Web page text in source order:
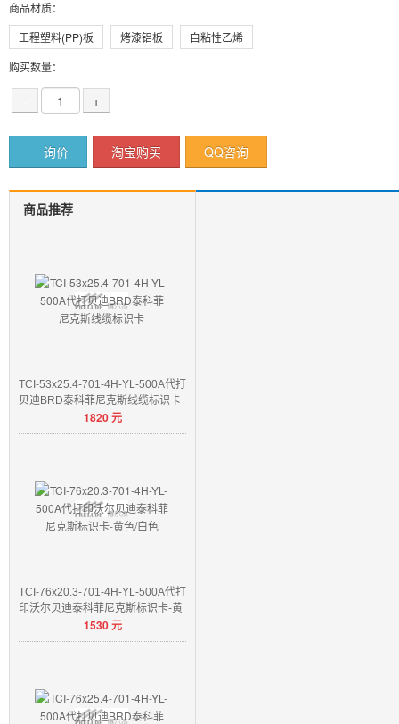
商品材质：
工程塑料(PP)板
烤漆铝板
自粘性乙烯
购买数量：
- +
询价 淘宝购买 QQ咨询
商品推荐
TCI-53x25.4-701-4H-YL-500A代打
贝迪BRD泰科菲尼克斯线缆标识卡
1820元
TCI-76x20.3-701-4H-YL-500A代打
印沃尔贝迪泰科菲尼克斯标识卡-黄
1530元